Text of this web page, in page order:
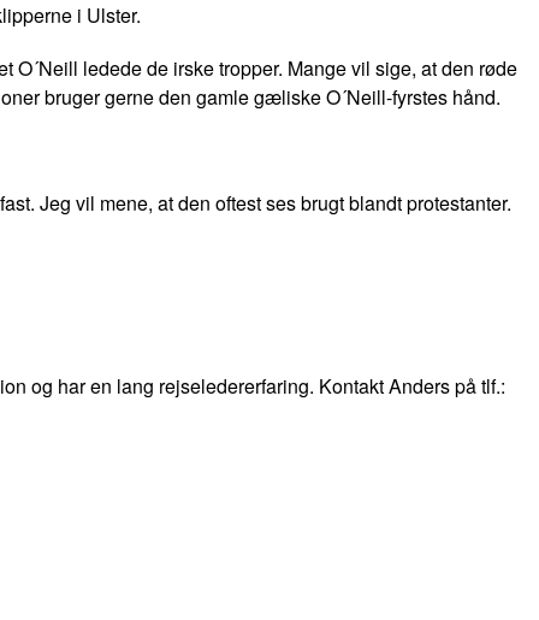
i Ulster.
ledede de irske tropper. Mange vil sige, at den røde
bruger gerne den gamle gæliske O´Neill-fyrstes hånd.
Jeg vil mene, at den oftest ses brugt blandt protestanter.
og har en lang rejseledererfaring. Kontakt Anders på tlf.: